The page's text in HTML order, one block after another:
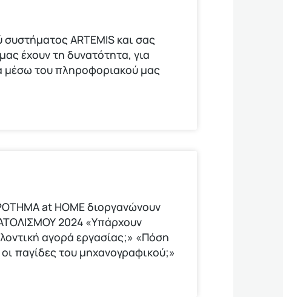
ARTEMIS και σας
έχουν τη δυνατότητα, για
του πληροφοριακού μας
at HOME διοργανώνουν
2024 «Υπάρχουν
αγορά εργασίας;» «Πόση
παγίδες του μηχανογραφικού;»